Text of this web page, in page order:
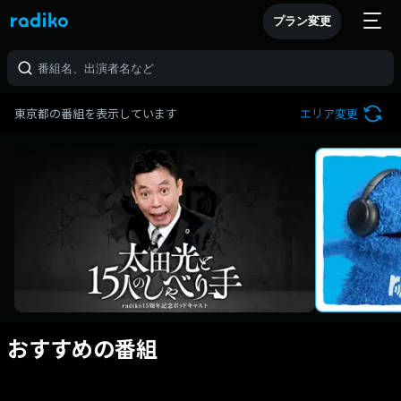
プラン変更
東京都の番組を表示しています エリア変更
おすすめの番組